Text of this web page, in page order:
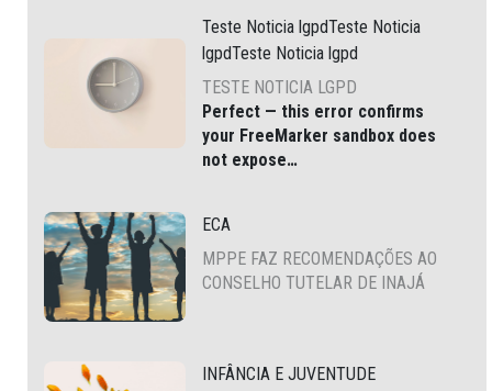
Teste Noticia lgpdTeste Noticia
lgpdTeste Noticia lgpd
TESTE NOTICIA LGPD
Perfect — this error confirms
your FreeMarker sandbox does
not expose
DXP and Cloud environments.
ECA
MPPE FAZ RECOMENDAÇÕES AO
CONSELHO TUTELAR DE INAJÁ
INFÂNCIA E JUVENTUDE